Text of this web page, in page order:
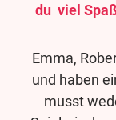
du viel
Emma,
und haben
musst